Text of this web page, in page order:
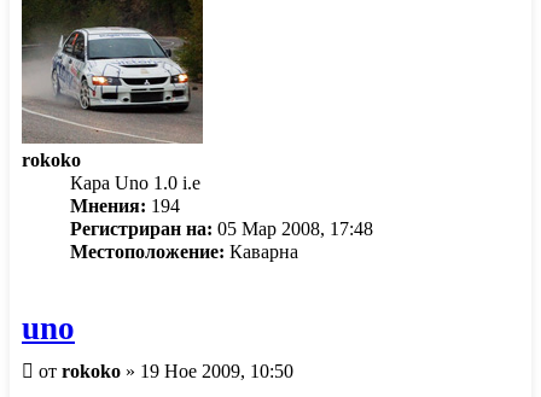
в
началото
rokoko
Кара Uno 1.0 i.e
Мнения: 194
Регистриран на: 05 Мар 2008, 17:48
Местоположение: Каварна
uno
Мнение
от rokoko » 19 Ное 2009, 10:50